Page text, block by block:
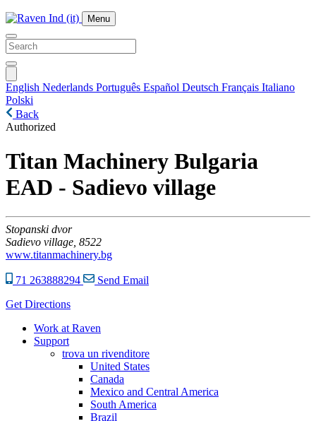
Menu
English Nederlands Português Español Deutsch Français Italiano
Polski
Back
Authorized
Titan Machinery Bulgaria
EAD - Sadievo village
Stopanski dvor
Sadievo village, 8522
www.titanmachinery.bg
71 263888294
Send Email
Get Directions
Work at Raven
Support
trova un rivenditore
United States
Canada
Mexico and Central America
South America
Brazil